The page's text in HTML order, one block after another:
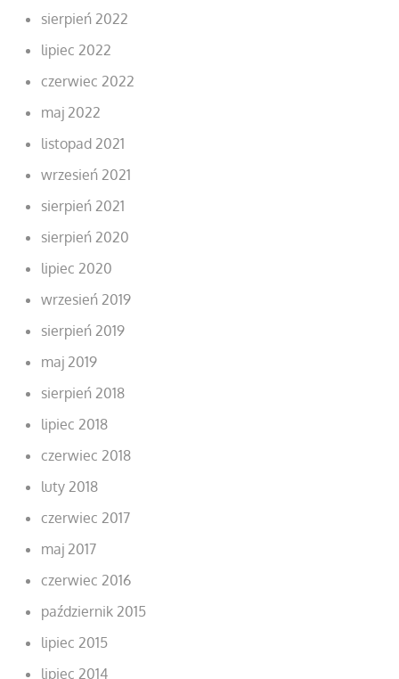
sierpień 2022
lipiec 2022
czerwiec 2022
maj 2022
listopad 2021
wrzesień 2021
sierpień 2021
sierpień 2020
lipiec 2020
wrzesień 2019
sierpień 2019
maj 2019
sierpień 2018
lipiec 2018
czerwiec 2018
luty 2018
czerwiec 2017
maj 2017
czerwiec 2016
październik 2015
lipiec 2015
lipiec 2014